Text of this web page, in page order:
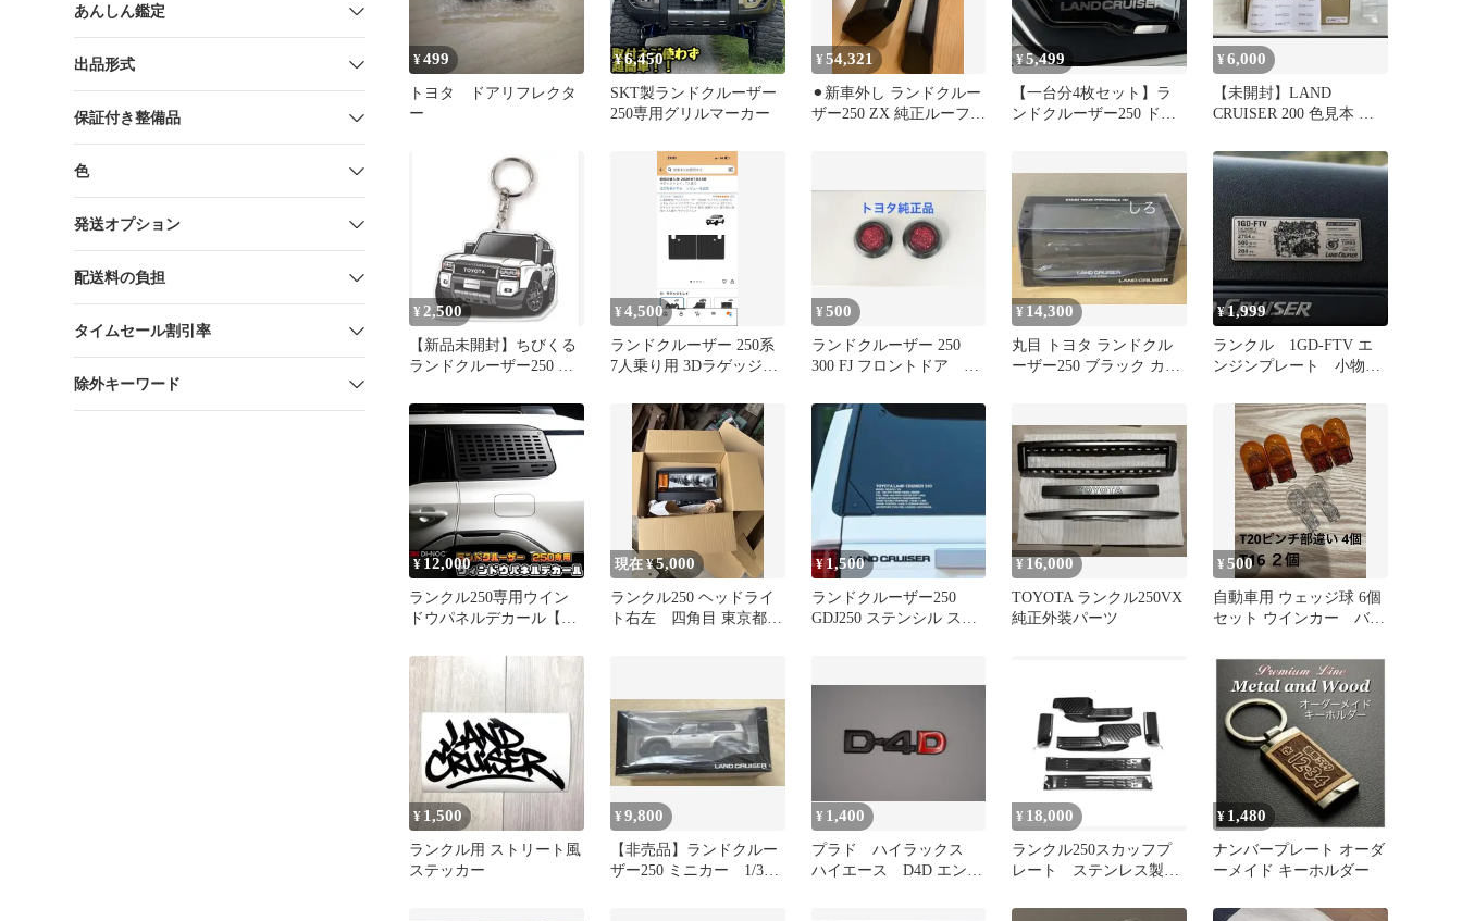
あんしん鑑定
出品形式
保証付き整備品
色
発送オプション
配送料の負担
タイムセール割引率
除外キーワード
¥499
トヨタ ドアリフレクタ
ー
¥6,450
SKT製ランドクルーザー
250専用グリルマーカー
¥54,321
⚫︎新車外し ランドクルー
ザー250 ZX 純正ルーフレ
¥5,499
【一台分4枚セット】ラ
ンドクルーザー250 ドア
¥6,000
【未開封】LAND
CRUISER 200 色見本 カ
¥ 2,500
【新品未開封】ちびくる
ランドクルーザー250 白
¥4,500
ランドクルーザー 250系
7人乗り用 3Dラゲッジマ
¥500
ランドクルーザー 250
300 FJ フロントドア リ
¥ 14,300
丸目 トヨタ ランドクル
ーザー250 ブラック カラ
¥1,999
ランクル 1GD-FTV エ
ンジンプレート 小物ロ
ー プラド
¥ 12,000
ランクル250専用ウイン
ドウパネルデカール【左
CRUISER 250 ランドク
ルーザー250
現在 ¥5,000
ランクル250 ヘッドライ
ト右左 四角目 東京都
¥1,500
ランドクルーザー250
GDJ250 ステンシル スペ
¥ 16,000
TOYOTA ランクル250VX
純正外装パーツ
¥500
自動車用 ウェッジ球 6個
セット ウインカー バッ
期
¥ 1,500
ランクル用 ストリート風
ステッカー
¥9,800
【非売品】ランドクルー
ザー250 ミニカー 1/30
¥ 1,400
プラド ハイラックス
ハイエース D4D エンブ
¥ 18,000
ランクル250スカッフプ
レート ステンレス製
¥ 1,480
ナンバープレート オーダ
ーメイド キーホルダー